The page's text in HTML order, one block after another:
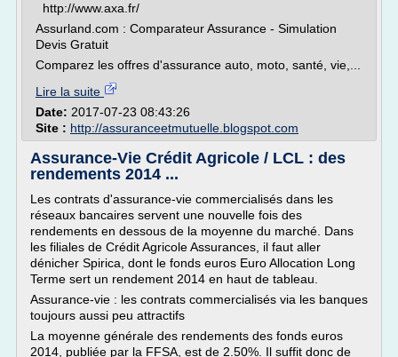
http://www.axa.fr/
Assurland.com : Comparateur Assurance - Simulation
Devis Gratuit
Comparez les offres d'assurance auto, moto, santé, vie,...
Lire la suite
Date: 2017-07-23 08:43:26
Site : http://assuranceetmutuelle.blogspot.com
Assurance-Vie Crédit Agricole / LCL : des
rendements 2014 ...
Les contrats d'assurance-vie commercialisés dans les
réseaux bancaires servent une nouvelle fois des
rendements en dessous de la moyenne du marché. Dans
les filiales de Crédit Agricole Assurances, il faut aller
dénicher Spirica, dont le fonds euros Euro Allocation Long
Terme sert un rendement 2014 en haut de tableau.
Assurance-vie : les contrats commercialisés via les banques
toujours aussi peu attractifs
La moyenne générale des rendements des fonds euros
2014, publiée par la FFSA, est de 2.50%. Il suffit donc de